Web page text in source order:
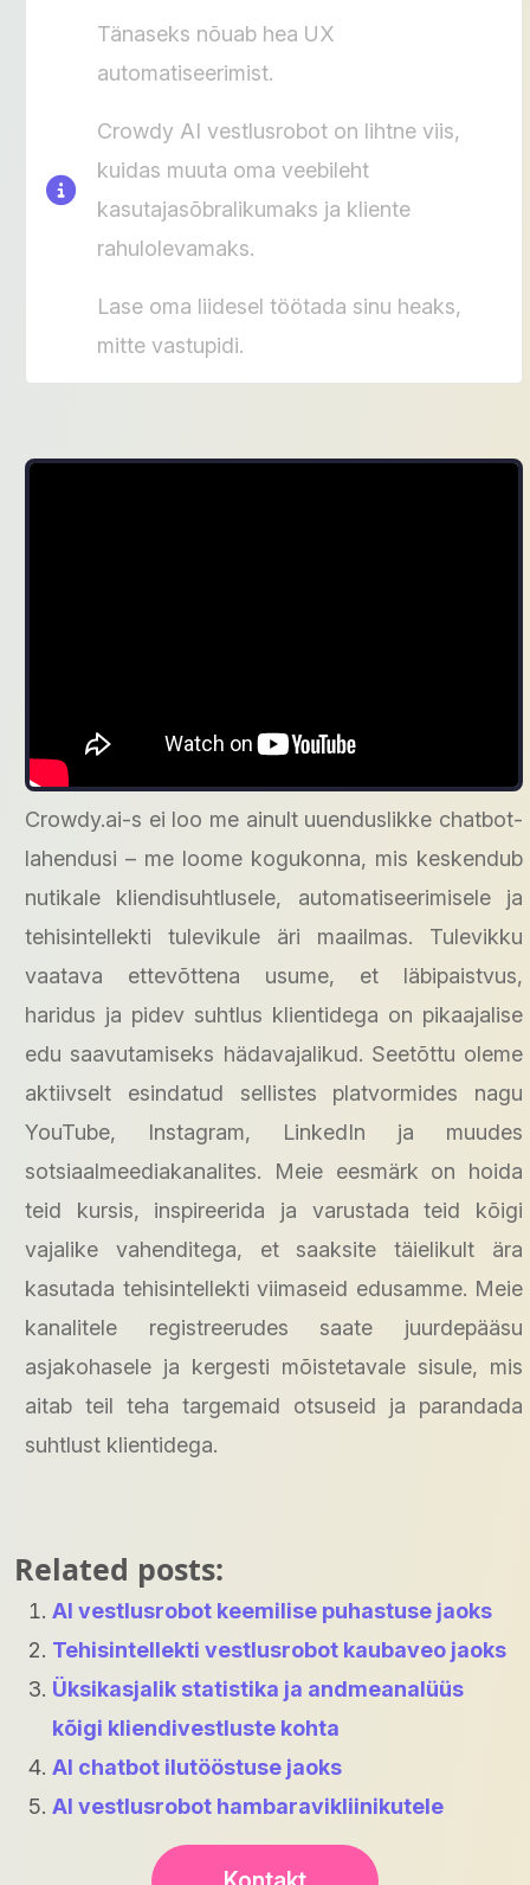
Tänaseks nõuab hea UX
automatiseerimist.
Crowdy AI vestlusrobot on lihtne viis,
kuidas muuta oma veebileht
kasutajasõbralikumaks ja kliente
rahulolevamaks.
Lase oma liidesel töötada sinu heaks,
mitte vastupidi.
Crowdy.ai-s ei loo me ainult uuenduslikke chatbot-
lahendusi – me loome kogukonna, mis keskendub
nutikale kliendisuhtlusele, automatiseerimisele ja
tehisintellekti tulevikule äri maailmas. Tulevikku
vaatava ettevõttena usume, et läbipaistvus,
haridus ja pidev suhtlus klientidega on pikaajalise
edu saavutamiseks hädavajalikud. Seetõttu oleme
aktiivselt esindatud sellistes platvormides nagu
YouTube, Instagram, LinkedIn ja muudes
sotsiaalmeediakanalites. Meie eesmärk on hoida
teid kursis, inspireerida ja varustada teid kõigi
vajalike vahenditega, et saaksite täielikult ära
kasutada tehisintellekti viimaseid edusamme. Meie
kanalitele registreerudes saate juurdepääsu
asjakohasele ja kergesti mõistetavale sisule, mis
aitab teil teha targemaid otsuseid ja parandada
suhtlust klientidega.
Related posts:
AI vestlusrobot keemilise puhastuse jaoks
Tehisintellekti vestlusrobot kaubaveo jaoks
Üksikasjalik statistika ja andmeanalüüs
kõigi kliendivestluste kohta
AI chatbot ilutööstuse jaoks
AI vestlusrobot hambaravikliinikutele